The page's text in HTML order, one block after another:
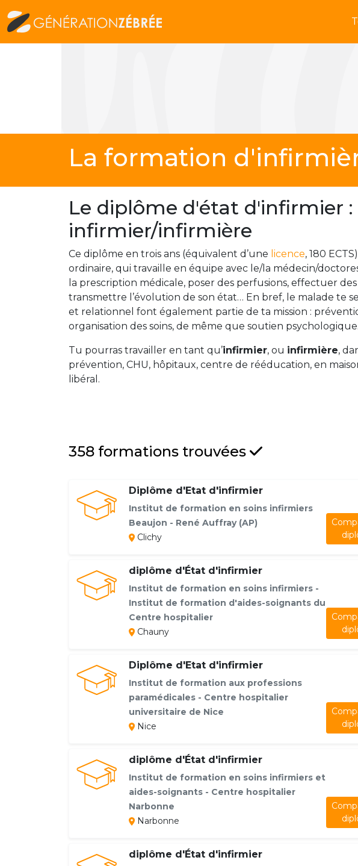
La formation
Le diplôme d'état d'infirmier
infirmier/infirmière
Ce diplôme en trois ans (équivalent d’une licence, 180
ordinaire, qui travaille en équipe avec le/la médecin/
la prescription médicale, poser des perfusions, effectuer
transmettre l’évolution de son état… En bref, le malade te
et relationnel font également partie de ta mission :
organisation des soins, de même que soutien psychologique.
Tu pourras travailler en tant qu’infirmier, ou infirmière,
prévention, CHU, hôpitaux, centre de rééducation, en
libéral.
358 formations trouvées
Diplôme d'Etat d'infirmier
Institut de formation en soins infirmiers
Beaujon - René Auffray (AP)
Clichy
diplôme d'État d'infirmier
Institut de formation en soins infirmiers -
Institut de formation d'aides-soignants du
Centre hospitalier
Chauny
Diplôme d'Etat d'infirmier
Institut de formation aux professions
paramédicales - Centre hospitalier
universitaire de Nice
Nice
diplôme d'État d'infirmier
Institut de formation en soins infirmiers et
aides-soignants - Centre hospitalier
Narbonne
Narbonne
diplôme d'État d'infirmier